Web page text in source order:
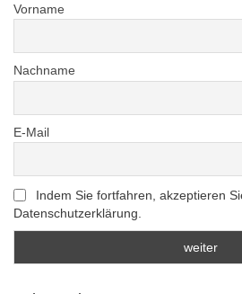
Vorname
Nachname
E-Mail
Indem Sie fortfahren, akzeptieren
Datenschutzerklärung.